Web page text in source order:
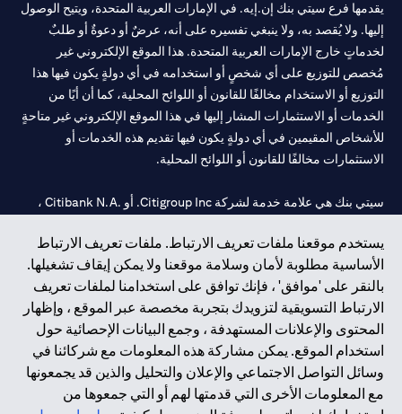
يستخدم موقعنا ملفات تعريف الارتباط. ملفات تعريف الارتباط
الأساسية مطلوبة لأمان وسلامة موقعنا ولا يمكن إيقاف تشغيلها.
بالنقر على 'موافق' ، فإنك توافق على استخدامنا لملفات تعريف
الارتباط التسويقية لتزويدك بتجربة مخصصة عبر الموقع ، وإظهار
المحتوى والإعلانات المستهدفة ، وجمع البيانات الإحصائية حول
استخدام الموقع. يمكن مشاركة هذه المعلومات مع شركائنا في
وسائل التواصل الاجتماعي والإعلان والتحليل والذين قد يجمعونها
مع المعلومات الأخرى التي قدمتها لهم أو التي جمعوها من
يقدمها فرع سيتي بنك إن.إيه. في الإمارات العربية المتحدة، ويتيح الوصول
إليها. ولا يُقصد به، ولا ينبغي تفسيره على أنه، عرضٌ أو دعوةٌ أو طلبٌ
لخدماتٍ خارج الإمارات العربية المتحدة. هذا الموقع الإلكتروني غير
مُخصص للتوزيع على أي شخصٍ أو استخدامه في أي دولةٍ يكون فيها هذا
التوزيع أو الاستخدام مخالفًا للقانون أو اللوائح المحلية، كما أن أيًا من
الخدمات أو الاستثمارات المشار إليها في هذا الموقع الإلكتروني غير متاحةٍ
للأشخاص المقيمين في أي دولةٍ يكون فيها تقديم هذه الخدمات أو
الاستثمارات مخالفًا للقانون أو اللوائح المحلية.
سيتي بنك هي علامة خدمة لشركة Citigroup Inc. أو .Citibank N.A ،
سيتي بنك إن. إيه. الإمارات مسجل لدى مصرف الإمارات المركزي تحت
أرقام التراخيص 202563 لفرع الوصل في دبي، 531989 لفرع مول
الإمارات في دبي، وCN-1002019لفرع أبوظبي. هاتف: 4000 311 04.
فرع سيتي بنك إن إيه - الإمارات العربية المتحدة مرخص من مصرف
الإمارات العربية المتحدة المركزي كفرع لبنك أجنبي.
سيتي بنك إن إيه الإمارات العربية المتحدة مرخص من هيئة الأوراق المالية
والسلع في الإمارات العربية المتحدة ("SCA") للقيام بالنشاط المالي لـ أ)